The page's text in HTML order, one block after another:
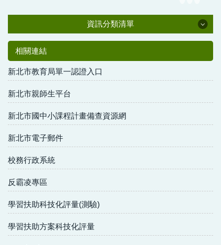
資訊分類清單
校長室
教導處
總務處
輔導室
幼兒園
人事室
相關連結
新北市教育局單一認證入口
新北市親師生平台
新北市國中小課程計畫備查資源網
新北市電子郵件
校務行政系統
反霸凌專區
學習扶助科技化評量(測驗)
學習扶助方案科技化評量